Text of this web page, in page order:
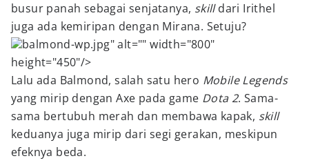
busur panah sebagai senjatanya, skilldari Irithel
juga ada kemiripan dengan Mirana. Setuju?
balmond-wp.jpg" alt="" width="800"
height="450"/>
Lalu ada Balmond, salah satu hero Mobile Legends
yang mirip dengan Axe pada game Dota 2. Sama-
sama bertubuh merah dan membawa kapak, skill
keduanya juga mirip dari segi gerakan, meskipun
efeknya beda.